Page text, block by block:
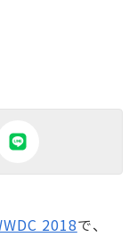
2018で、